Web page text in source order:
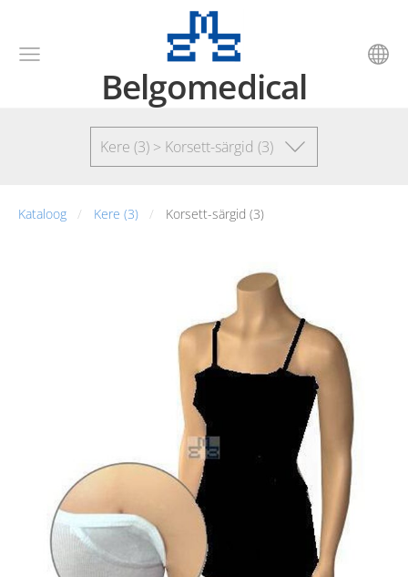
Belgomedical
Kere (3) > Korsett-särgid (3)
Kataloog Kere (3) Korsett-särgid (3)